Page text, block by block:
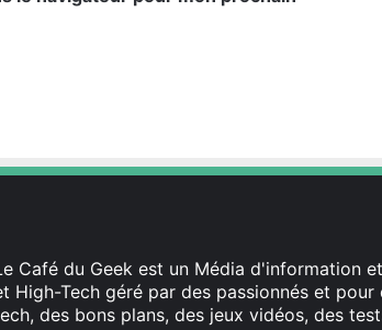
Café du Geek est un Média d'information
High-Tech géré par des passionnés et
des bons plans, des jeux vidéos, des